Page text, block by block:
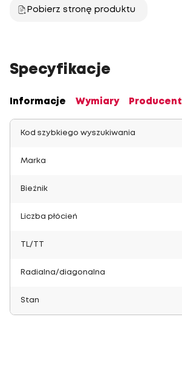
Pobierz stronę produktu
Specyfikacje
Informacje Wymiary Producent
Kod szybkiego wyszukiwania
Marka
Bieżnik
Liczba płócień
TL/TT
Radialna/diagonalna
Stan